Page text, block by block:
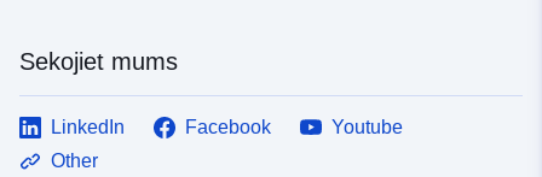
Sekojiet mums
LinkedIn Facebook
Youtube
Other